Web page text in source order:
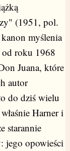
(1951, pol.
myślenia
od roku 1968
Juana, które
autor
do dziś wielu
Harner i
starannie
jego opowieści